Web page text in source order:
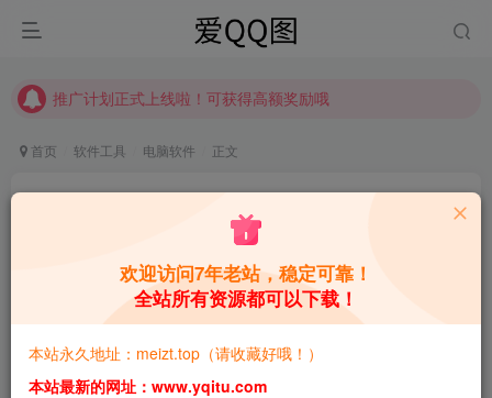
推广计划正式上线啦！可获得高额奖励哦
推广计划正式上线啦！可获得高额奖励哦
首页 软件工具 电脑软件 正文
1年前更新
0
本站预览图进行了压缩和水印，原图无压缩，无本站水
欢迎访问7年老站，稳定可靠！
全站所有资源都可以下载！
本站永久地址：meizt.top（请收藏好哦！）
本站最新的网址：www.yqitu.com